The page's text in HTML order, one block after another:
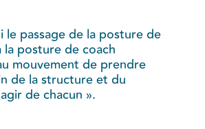
le passage de la posture de
la posture de coach
mouvement de prendre
de la structure et du
de chacun ».